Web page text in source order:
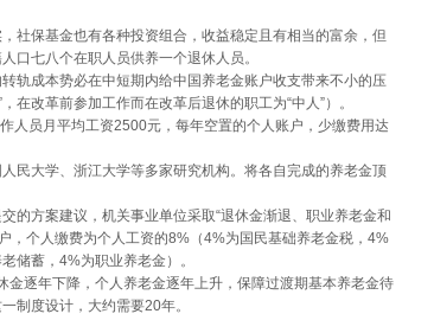
社保基金也有各种投资组合，收益稳定且有相当的富余，但
口七八个在职人员供养一个退休人员。
轨成本势必在中短期内给中国养老金账户收支带来不小的压
在改革前参加工作而在改革后退休的职工为“中人”）。
人员月平均工资2500元，每年空置的个人账户，少缴费用达
民大学、浙江大学等多家研究机构。将各自完成的养老金顶
的方案建议，机关事业单位采取“退休金渐退、职业养老金和
，个人缴费为个人工资的8%（4%为国民基础养老金税，4%
储蓄，4%为职业养老金）。
逐年下降，个人养老金逐年上升，保障过渡期基本养老金待
制度设计，大约需要20年。